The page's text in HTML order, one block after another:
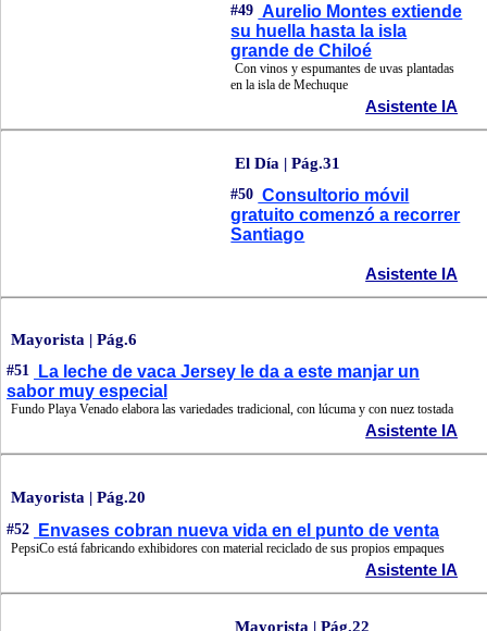
#49 Aurelio Montes extiende
su huella hasta la isla
grande de Chiloé
Con vinos y espumantes de uvas plantadas
en la isla de Mechuque
Asistente IA
El Día | Pág.31
#50 Consultorio móvil
gratuito comenzó a recorrer
Santiago
Asistente IA
Mayorista | Pág.6
#51
La leche de vaca Jersey le da a este manjar un
sabor muy especial
Fundo Playa Venado elabora las variedades tradicional, con lúcuma y con nuez tostada
Asistente IA
Mayorista | Pág.20
#52 Envases cobran nueva vida en el punto de venta
PepsiCo está fabricando exhibidores con material reciclado de sus propios empaques
Asistente IA
Mayorista | Pág.22